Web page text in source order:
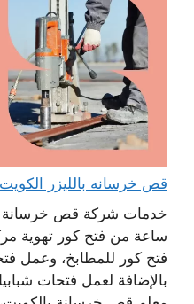
قص خرسانه بالليزر الكويت 65932555 فتح كور تكييف
ساعة من فتح كور تهوية
فتح كور للمطابخ، وعمل
بالإضافة لعمل فتحات